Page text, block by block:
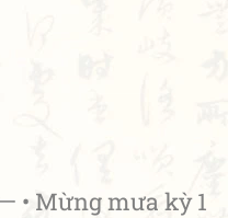
• Mừng mưa kỳ 1